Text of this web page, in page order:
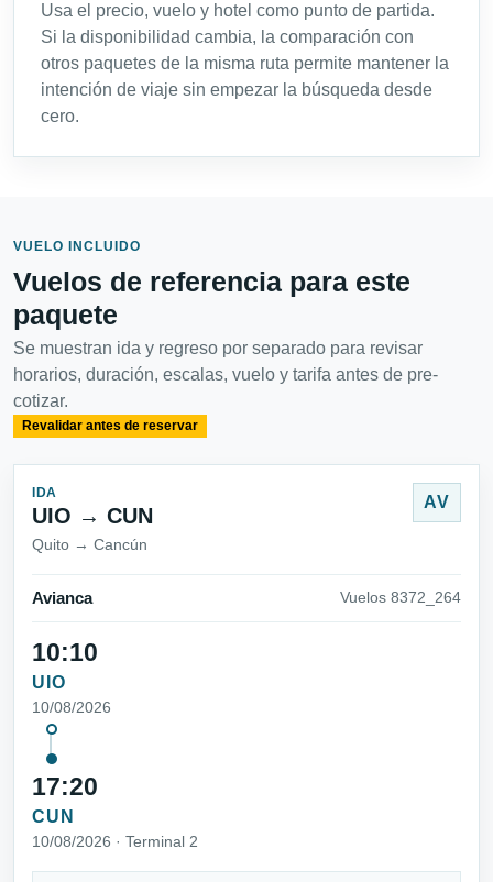
Usa el precio, vuelo y hotel como punto de partida.
Si la disponibilidad cambia, la comparación con
otros paquetes de la misma ruta permite mantener la
intención de viaje sin empezar la búsqueda desde
cero.
VUELO INCLUIDO
Vuelos de referencia para este
paquete
Se muestran ida y regreso por separado para revisar
horarios, duración, escalas, vuelo y tarifa antes de pre-
cotizar.
Revalidar antes de reservar
IDA
UIO → CUN
Quito → Cancún
AV
Avianca Vuelos 8372_264
10:10
UIO
10/08/2026
17:20
CUN
10/08/2026 · Terminal 2